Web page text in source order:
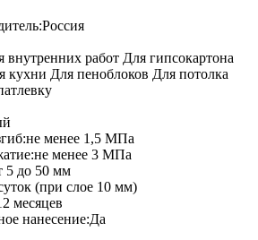
Россия
внутренних работ Для гипсокартона
кухни Для пеноблоков Для потолка
не менее 1,5 МПа
не менее 3 МПа
5 до 50 мм
(при слое 10 мм)
месяцев
нанесение:Да